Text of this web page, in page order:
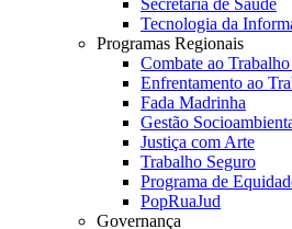
Secretaria de Saúde
Tecnologia da
Programas Regionais
Combate ao
Enfrentamento ao
Fada Madrinha
Gestão
Justiça com Arte
Trabalho Seguro
Programa de
PopRuaJud
Governança